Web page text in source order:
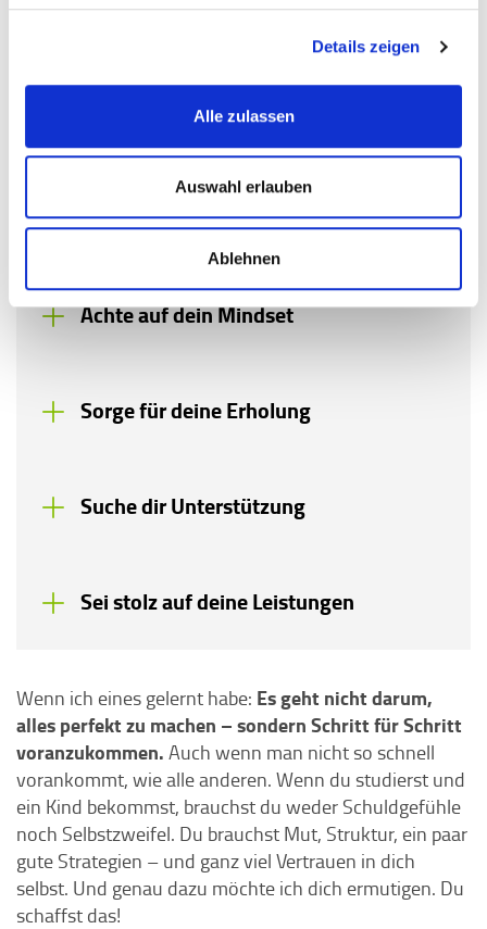
Details zeigen
Alle zulassen
Auswahl erlauben
Ablehnen
Nutze kurze Lernphasen effektiv
Setze auf aktive Lernmethoden
Achte auf dein Mindset
Sorge für deine Erholung
Suche dir Unterstützung
Sei stolz auf deine Leistungen
Wenn ich eines gelernt habe: Es geht nicht darum,
alles perfekt zu machen – sondern Schritt für Schritt
voranzukommen. Auch wenn man nicht so schnell
vorankommt, wie alle anderen. Wenn du studierst und
ein Kind bekommst, brauchst du weder Schuldgefühle
noch Selbstzweifel. Du brauchst Mut, Struktur, ein paar
gute Strategien – und ganz viel Vertrauen in dich
selbst. Und genau dazu möchte ich dich ermutigen. Du
schaffst das!